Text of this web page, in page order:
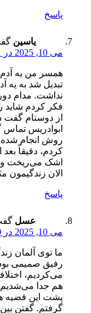
پاسخ
یاسین
می 10, 2025 در 3:51 ب.ظ
همسر من یه آدم
تبدیل شد به یه
نداشت. مدام
فکر کردم شاید
از دوستام گفت
ابوادریس
روش انجام
اشک می‌ریخت و
الان زندگیمون
پاسخ
عسل
می 10, 2025 در 3:50 ب.ظ
ما توی آلمان
رفیق صمیمی
می‌کردیم،
هم جدا می‌شدیم.
پشت این قضیه
گرفتم. گفتن